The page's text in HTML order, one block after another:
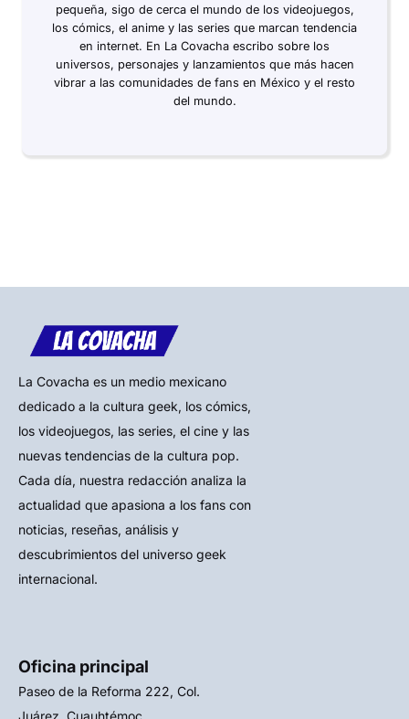
pequeña, sigo de cerca el mundo de los videojuegos,
los cómics, el anime y las series que marcan tendencia
en internet. En La Covacha escribo sobre los
universos, personajes y lanzamientos que más hacen
vibrar a las comunidades de fans en México y el resto
del mundo.
La Covacha es un medio mexicano
dedicado a la cultura geek, los cómics,
los videojuegos, las series, el cine y las
nuevas tendencias de la cultura pop.
Cada día, nuestra redacción analiza la
actualidad que apasiona a los fans con
noticias, reseñas, análisis y
descubrimientos del universo geek
internacional.
Oficina principal
Paseo de la Reforma 222, Col.